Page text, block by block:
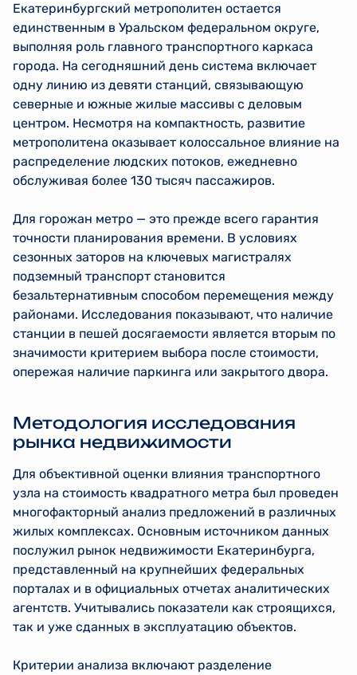
Екатеринбургский метрополитен остается
единственным в Уральском федеральном округе,
выполняя роль главного транспортного каркаса
города. На сегодняшний день система включает
одну линию из девяти станций, связывающую
северные и южные жилые массивы с деловым
центром. Несмотря на компактность, развитие
метрополитена оказывает колоссальное влияние на
распределение людских потоков, ежедневно
обслуживая более 130 тысяч пассажиров.
Для горожан метро — это прежде всего гарантия
точности планирования времени. В условиях
сезонных заторов на ключевых магистралях
подземный транспорт становится
безальтернативным способом перемещения между
районами. Исследования показывают, что наличие
станции в пешей досягаемости является вторым по
значимости критерием выбора после стоимости,
опережая наличие паркинга или закрытого двора.
Методология исследования
рынка недвижимости
Для объективной оценки влияния транспортного
узла на стоимость квадратного метра был проведен
многофакторный анализ предложений в различных
жилых комплексах. Основным источником данных
послужил рынок недвижимости Екатеринбурга,
представленный на крупнейших федеральных
порталах и в официальных отчетах аналитических
агентств. Учитывались показатели как строящихся,
так и уже сданных в эксплуатацию объектов.
Критерии анализа включают разделение